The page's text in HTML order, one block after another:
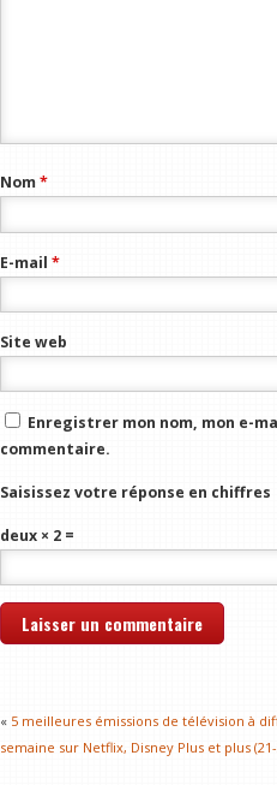
Nom*
E-mail *
Site web
Enregistrer mon nom, mon e-
commentaire.
Saisissez votre réponse en chiffres
deux × 2 =
« 5 meilleures émissions de télévision à
semaine sur Netflix, Disney Plus et plus